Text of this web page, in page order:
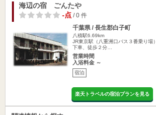
海辺の宿 ごんたや
-点 / 0 件
千葉県 / 長生郡白子町
八積駅6.69km
JR東京駅（八重洲口バス３番乗り場
下車、徒歩２分…
営業時間
入浴料金 ～
宿泊
楽天トラベルの宿泊プランを見る